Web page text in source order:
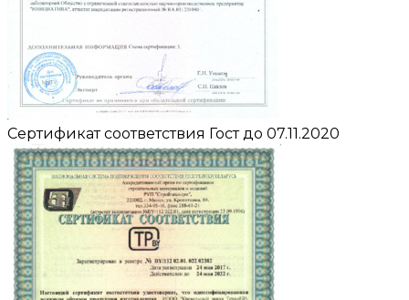
Сертификат соответствия Гост до 07.11.2020